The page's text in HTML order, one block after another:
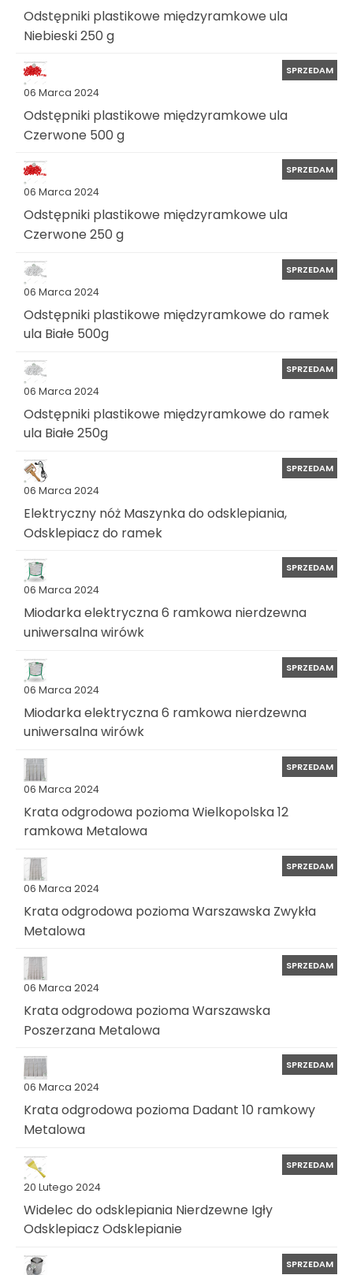
Odstępniki plastikowe międzyramkowe ula
Niebieski 250 g
06 Marca 2024
SPRZEDAM
Odstępniki plastikowe międzyramkowe ula
Czerwone 500 g
06 Marca 2024
SPRZEDAM
Odstępniki plastikowe międzyramkowe ula
Czerwone 250 g
06 Marca 2024
SPRZEDAM
Odstępniki plastikowe międzyramkowe do ramek
ula Białe 500g
06 Marca 2024
SPRZEDAM
Odstępniki plastikowe międzyramkowe do ramek
ula Białe 250g
06 Marca 2024
SPRZEDAM
Elektryczny nóż Maszynka do odsklepiania,
Odsklepiacz do ramek
06 Marca 2024
SPRZEDAM
Miodarka elektryczna 6 ramkowa nierdzewna
uniwersalna wirówk
06 Marca 2024
SPRZEDAM
Miodarka elektryczna 6 ramkowa nierdzewna
uniwersalna wirówk
06 Marca 2024
SPRZEDAM
Krata odgrodowa pozioma Wielkopolska 12
ramkowa Metalowa
06 Marca 2024
SPRZEDAM
Krata odgrodowa pozioma Warszawska Zwykła
Metalowa
06 Marca 2024
SPRZEDAM
Krata odgrodowa pozioma Warszawska
Poszerzana Metalowa
06 Marca 2024
SPRZEDAM
Krata odgrodowa pozioma Dadant 10 ramkowy
Metalowa
20 Lutego 2024
SPRZEDAM
Widelec do odsklepiania Nierdzewne Igły
Odsklepiacz Odsklepianie
SPRZEDAM